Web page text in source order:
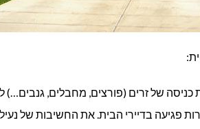
כניסה של זרים (פורצים, מחבלים,
פגיעה בדיירי הבית. את החשיבות של